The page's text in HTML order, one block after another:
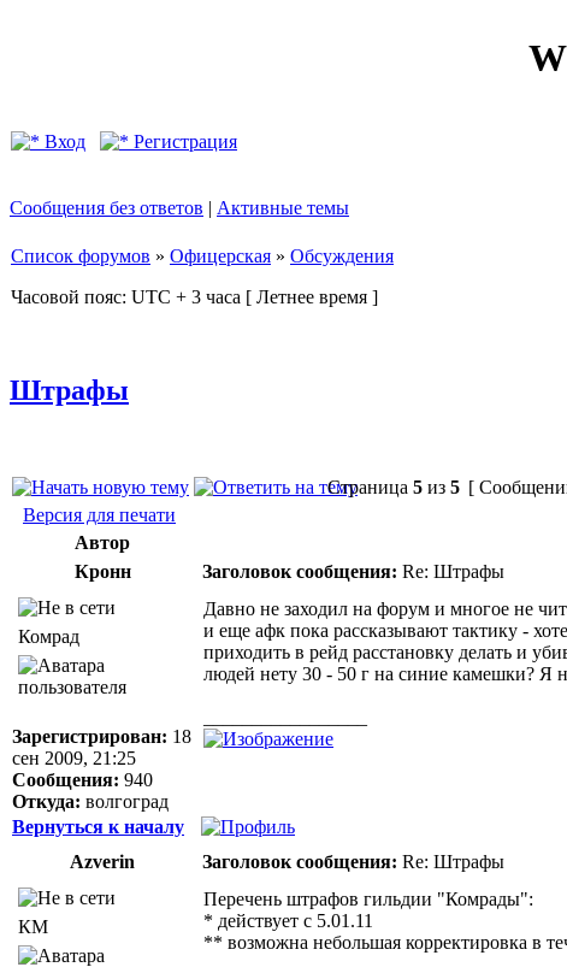
Вход
Регистрация
Сообщения без ответов | Активные темы
Список форумов » Офицерская » Обсуждения
Часовой пояс: UTC + 3 часа [ Летнее время ]
Штрафы
Страница 5 из 5 [
Версия для печати
Автор
Кронн
Заголовок сообщения: Re: Штрафы
Комрад
Зарегистрирован: 18
сен 2009, 21:25
Сообщения: 940
Откуда: волгоград
Давно не заходил на форум и многое не
и еще афк пока рассказывают тактику -
приходить в рейд расстановку делать и
людей нету 30 - 50 г на синие камешки? Я
Вернуться к началу
Azverin
Заголовок сообщения: Re: Штрафы
КМ
Перечень штрафов гильдии "Комрады":
* действует с 5.01.11
** возможна небольшая корректировка в